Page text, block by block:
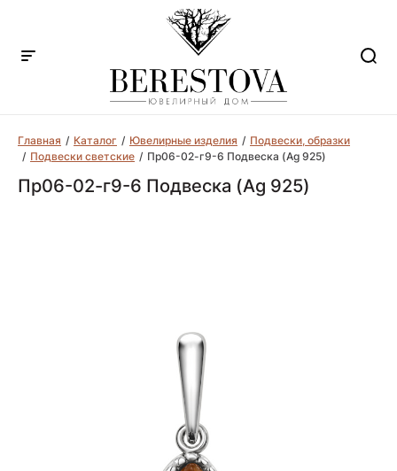
Главная Каталог Ювелирные изделия
Подвески, образки
Подвески светские
Пр06-02-г9-6 Подвеска (Ag 925)
Пр06-02-г9-6 Подвеска (Ag 925)